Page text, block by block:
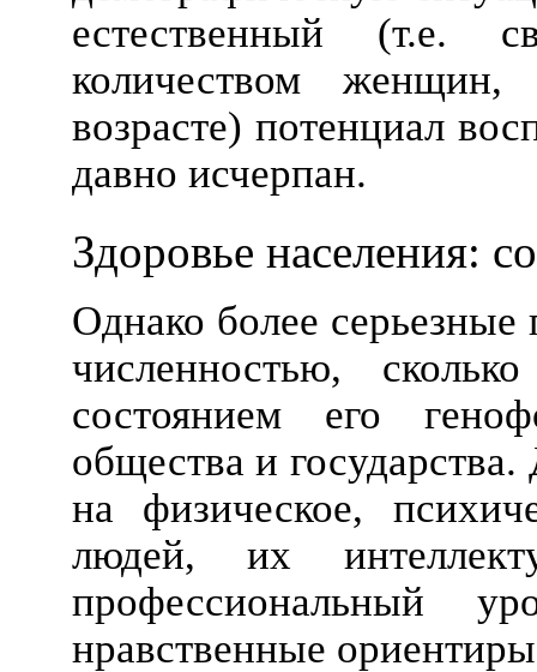
естественный (т.е.
количеством
возрасте) потенциал
давно исчерпан.
Здоровье населения:
Однако более
численностью,
состоянием его
общества и государства.
на физическое,
людей, их
профессиональный
нравственные